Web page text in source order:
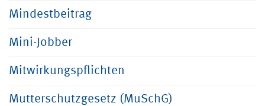
Mindestbeitrag
Mini-Jobber
Mitwirkungspflichten
Mutterschutzgesetz (MuSchG)